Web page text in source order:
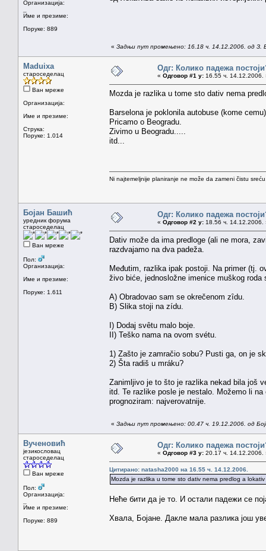
Организација:
Име и презиме:
Поруке: 889
« Задњи пут промењено: 16.18 ч. 14.12.2006. од З.
Maduixa
староседелац
Ван мреже
Организација:
Име и презиме:
Струка:
Поруке: 1.014
Одг: Колико падежа
« Одговор #1 у: 16.55 ч. 14.12.2006.
Mozda je razlika u tome sto dativ nema
Barselona je poklonila autobuse (kome
Pricamo o Beogradu.
Zivimo u Beogradu.....
itd...
Ni najtemeljnije planiranje ne može da zameni čistu
Бојан Башић
уредник форума
староседелац
Ван мреже
Пол:
Организација:
Име и презиме:
Поруке: 1.611
Одг: Колико падежа
« Одговор #2 у: 18.56 ч. 14.12.2006.
Dativ može da ima predloge (ali ne mora,
razdvajamo na dva padeža.
Međutim, razlika ipak postoji. Na primer (tj.
živo biće, jednosložne imenice muškog
A) Obradovao sam se okrečenom zȋdu.
B) Slika stoji na zídu.
I) Dodaj svȇtu malo boje.
II) Teško nama na ovom svétu.
1) Zašto je zamračio sobu? Pusti ga, on je
2) Šta radiš u mráku?
Zanimljivo je to što je razlika nekad bila još
itd. Te razlike posle je nestalo. Možemo li
prognoziram: najverovatnije.
« Задњи пут промењено: 00.47 ч. 19.12.2006. од
Вученовић
језикословац
староседелац
Ван мреже
Пол:
Организација:
Име и презиме:
Поруке: 889
Одг: Колико падежа
« Одговор #3 у: 20.17 ч. 14.12.2006.
Цитирано: natasha2000 на 16.55 ч. 14.12.2006.
Mozda je razlika u tome sto dativ nema predlog a
Неће бити да је то. И остали падежи се
Хвала, Бојане. Дакле мала разлика још